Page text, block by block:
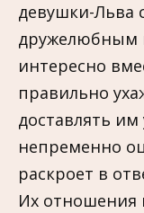
девушки-Льва
дружелюбным
интересно
правильно
доставлять
непременно
раскроет в
Их отношения